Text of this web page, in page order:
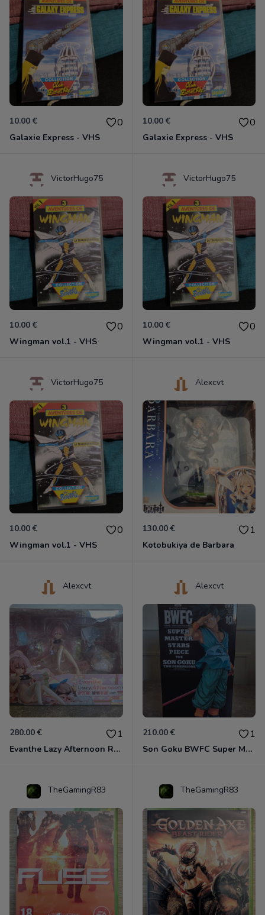
10.00 € 0
Galaxie Express - VHS
10.00 € 0
Galaxie Express - VHS
VictorHugo75
10.00 € 0
Wingman vol.1 - VHS
VictorHugo75
10.00 € 0
Wingman vol.1 - VHS
VictorHugo75
10.00 € 0
Wingman vol.1 - VHS
Alexcvt
130.00 € 1
Kotobukiya de Barbara
Alexcvt
280.00 € 1
Evanthe Lazy Afternoon Red Pride of Eden
Alexcvt
210.00 € 1
Son Goku BWFC Super Master Stars
TheGamingR83 TheGamingR83